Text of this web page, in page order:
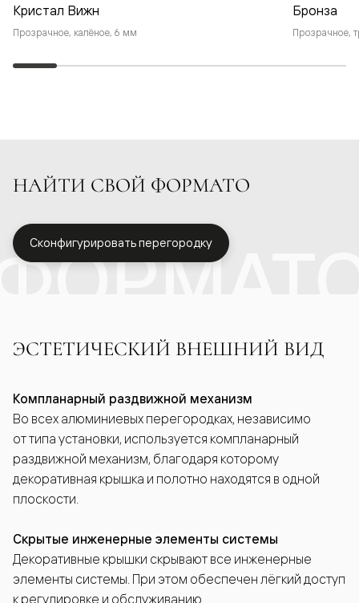
Кристал Вижн
Прозрачное, калёное, 6 мм
Бронза
Прозрачное,
НАЙТИ СВОЙ ФОРМАТО
Сконфигурировать перегородку
ЭСТЕТИЧЕСКИЙ ВНЕШНИЙ ВИД
Компланарный раздвижной механизм
Во всех алюминиевых перегородках, независимо
от типа установки, используется компланарный
раздвижной механизм, благодаря которому
декоративная крышка и полотно находятся в одной
плоскости.
Скрытые инженерные элементы системы
Декоративные крышки скрывают все инженерные
элементы системы. При этом обеспечен лёгкий доступ
к регулировке и обслуживанию.